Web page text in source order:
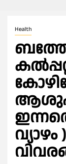
Health